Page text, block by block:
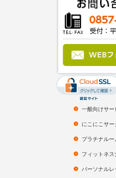
一般向けサー
にこにこサー
プラチナルー
フィットネス
パーソナルレ